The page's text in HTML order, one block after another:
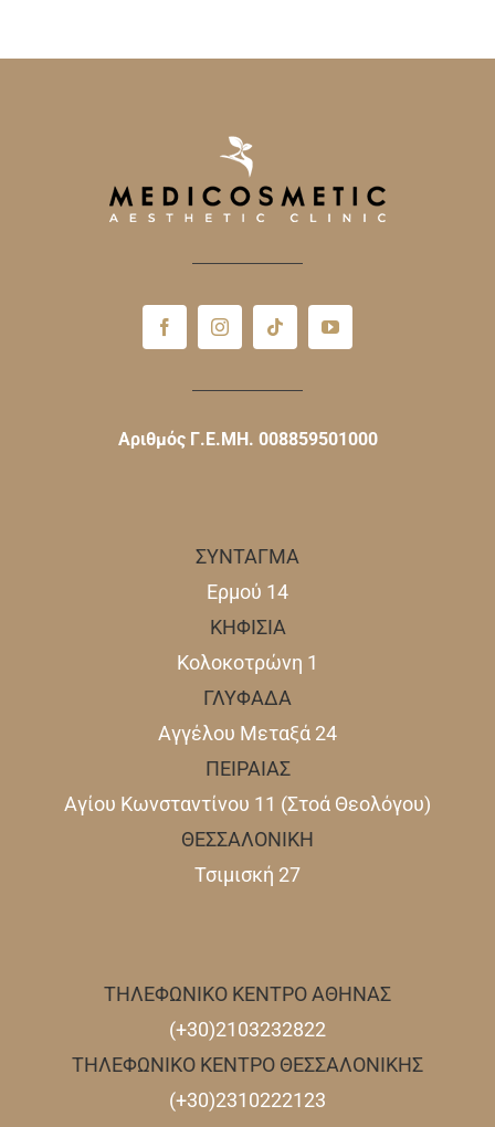
Αριθμός Γ.Ε.ΜΗ. 008859501000
ΣΥΝΤΑΓΜΑ
Ερμού 14
ΚΗΦΙΣΙΑ
Κολοκοτρώνη 1
ΓΛΥΦΑΔΑ
Αγγέλου Μεταξά 24
ΠΕΙΡΑΙΑΣ
Αγίου Κωνσταντίνου 11 (Στοά Θεολόγου)
ΘΕΣΣΑΛΟΝΙΚΗ
Τσιμισκή 27
ΤΗΛΕΦΩΝΙΚΟ ΚΕΝΤΡΟ ΑΘΗΝΑΣ
(+30)2103232822
ΤΗΛΕΦΩΝΙΚΟ ΚΕΝΤΡΟ ΘΕΣΣΑΛΟΝΙΚΗΣ
(+30)2310222123